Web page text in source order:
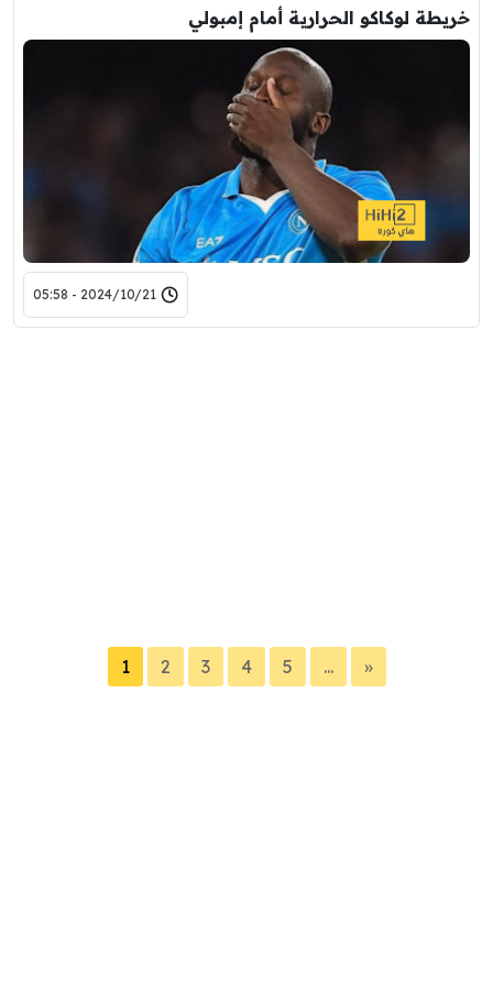
خريطة لوكاكو الحرارية أمام إمبولي
2024/10/21 - 05:58
1 2 3 4 5 ... »